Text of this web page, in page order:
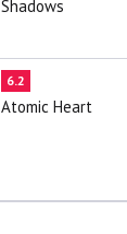
Shadows
6.2
Atomic Heart